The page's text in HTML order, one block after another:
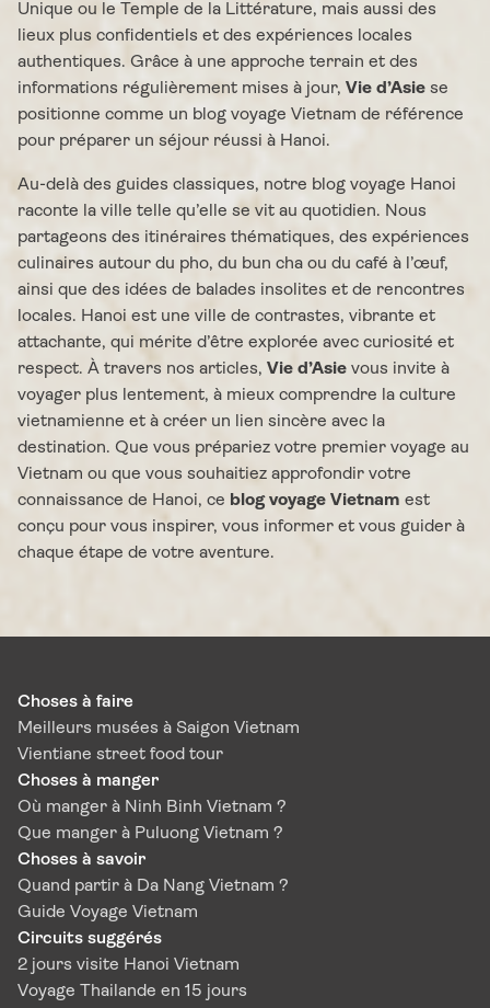
Unique ou le Temple de la Littérature, mais aussi des
lieux plus confidentiels et des expériences locales
authentiques. Grâce à une approche terrain et des
informations régulièrement mises à jour, Vie d’Asie se
positionne comme un blog voyage Vietnam de référence
pour préparer un séjour réussi à Hanoi.
Au-delà des guides classiques, notre blog voyage Hanoi
raconte la ville telle qu’elle se vit au quotidien. Nous
partageons des itinéraires thématiques, des expériences
culinaires autour du pho, du bun cha ou du café à l’œuf,
ainsi que des idées de balades insolites et de rencontres
locales. Hanoi est une ville de contrastes, vibrante et
attachante, qui mérite d’être explorée avec curiosité et
respect. À travers nos articles, Vie d’Asie vous invite à
voyager plus lentement, à mieux comprendre la culture
vietnamienne et à créer un lien sincère avec la
destination. Que vous prépariez votre premier voyage au
Vietnam ou que vous souhaitiez approfondir votre
connaissance de Hanoi, ce blog voyage Vietnam est
conçu pour vous inspirer, vous informer et vous guider à
chaque étape de votre aventure.
Choses à faire
Meilleurs musées à Saigon Vietnam
Vientiane street food tour
Choses à manger
Où manger à Ninh Binh Vietnam ?
Que manger à Puluong Vietnam ?
Choses à savoir
Quand partir à Da Nang Vietnam ?
Guide Voyage Vietnam
Circuits suggérés
2 jours visite Hanoi Vietnam
Voyage Thailande en 15 jours